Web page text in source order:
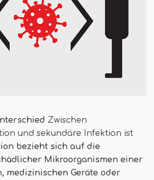
Zwischen
und sekundäre Infektion ist
bezieht sich auf die
Mikroorganismen einer
medizinischen Geräte oder